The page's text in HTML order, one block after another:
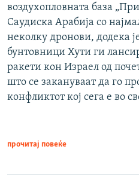
воздухопловната база
Саудиска Арабија со
неколку дронови, додека
бунтовници Хути ги
ракети кон Израел од
што се закануваат да го
конфликтот кој сега е во
прочитај повеќе